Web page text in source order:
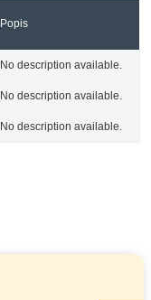
Popis
No description available.
No description available.
No description available.